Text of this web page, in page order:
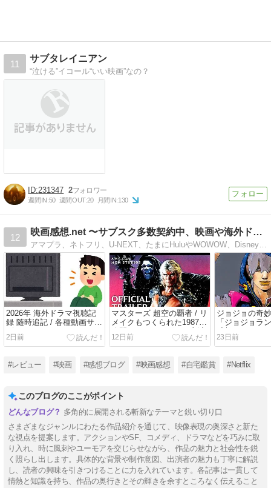
11
サブタレイニアン
“泣ける”イコール“いい映画”なの？
231347 2
週間IN:50 週間OUT:20 月間IN:130
12
映画感想.net 〜サブスク多数契約中、映画や海外ドラマ紹介
アマプラ、ネトフリ、U-NEXT、たまにHuluやWOWOW、Disney+などなど契約中の映画好きによる作品紹介。海外ドラマも。漫画ジョジョランズの感想も毎月更新。
2026年 海外ドラマ視聴記
録 随時追記 / 各種動画サー
ビス、WOWOWをはじめと
した過去の録画視聴などを
2日前
マスターズ 超空の覇者 / リ
メイクもつくられた1987年
公開ドルフラングレン主演
のSFファンタジー冒険譚。
マンは悪のスケルターとの
激しい戦いを繰り広げてい
12日前
ジョジョの奇
「ジョジョラ
感想 (2026/7/
ためのウサギ
きたチームは
23日前
#レビュー #映画 #感想ブログ #映画感想 #自宅鑑賞 #Netflix
このブログのここがポイント
多角的に展開される斬新なテーマと鋭い切り口
さまざまなジャンルにわたる作品紹介を通じて、映像表現の奥深さと新た
な視点を提案します。アクションやSF、コメディ、ドラマなどを巧みに取
り入れ、時に風刺やユーモアを交じらせながら、作品の魅力と社会性を鋭
く照らし出します。具体的な背景や制作意図、出演者の魅力も丁寧に解説
し、読者の興味を引きつけることに力を入れています。各記事は一貫して
情熱と知識を持ち、作品の奥行きとその輝きを余すところなく伝えること